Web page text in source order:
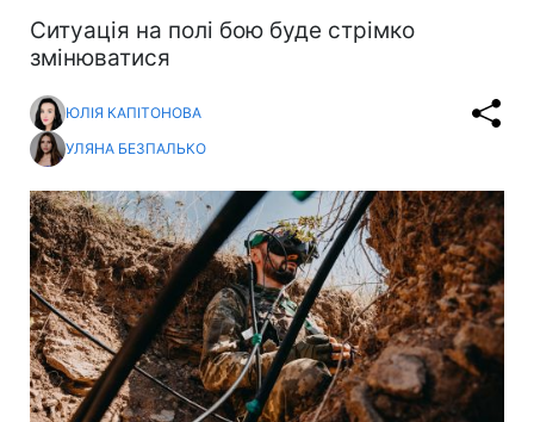
Ситуація на полі бою буде стрімко
змінюватися
ЮЛІЯ КАПІТОНОВА
УЛЯНА БЕЗПАЛЬКО